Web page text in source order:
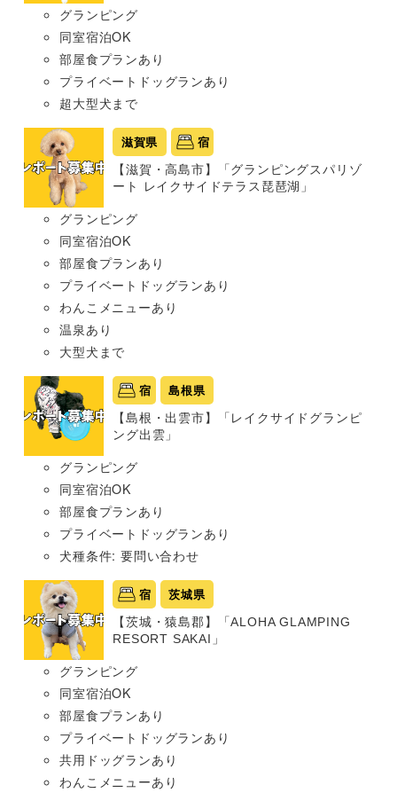
グランピング
同室宿泊OK
部屋食プランあり
プライベートドッグランあり
超大型犬まで
滋賀県 宿
【滋賀・高島市】「グランピングスパリゾ
ート レイクサイドテラス琵琶湖」
グランピング
同室宿泊OK
部屋食プランあり
プライベートドッグランあり
わんこメニューあり
温泉あり
大型犬まで
宿 島根県
【島根・出雲市】「レイクサイドグランピ
ング出雲」
グランピング
同室宿泊OK
部屋食プランあり
プライベートドッグランあり
犬種条件: 要問い合わせ
宿 茨城県
【茨城・猿島郡】「ALOHA GLAMPING
RESORT SAKAI」
グランピング
同室宿泊OK
部屋食プランあり
プライベートドッグランあり
共用ドッグランあり
わんこメニューあり